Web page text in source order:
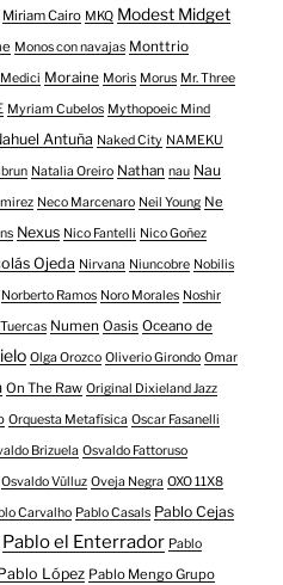
Miriam Cairo MKQ Modest Midget
Monos con navajas Monttrio
Moraine Moris Morus Mr. Three
Myriam Cubelos Mythopoeic Mind
Antuña Naked City NAMEKU
Natalia Oreiro Nathan nau Nau
Neco Marcenaro Neil Young Ne
Nexus Nico Fantelli Nico Goñez
Ojeda Nirvana Niuncobre Nobilis
Norberto Ramos Noro Morales Noshir
Numen Oasis Oceano de
Olga Orozco Oliverio Girondo Omar
On The Raw Original Dixieland Jazz
Orquesta Metafísica Oscar Fasanelli
Brizuela Osvaldo Fattoruso
Osvaldo Vülluz Oveja Negra OXO 11X8
Carvalho Pablo Casals Pablo Cejas
Pablo el Enterrador Pablo
López Pablo Mengo Grupo